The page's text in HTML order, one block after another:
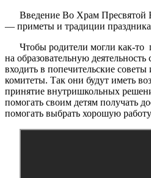
Введение Во Храм Пресвятой
— приметы и традиции праздника
Чтобы родители могли как-то
на образовательную
входить в попечительские
комитеты. Так они будут иметь
принятие внутришкольных
помогать своим детям получать
помогать выбрать хорошую